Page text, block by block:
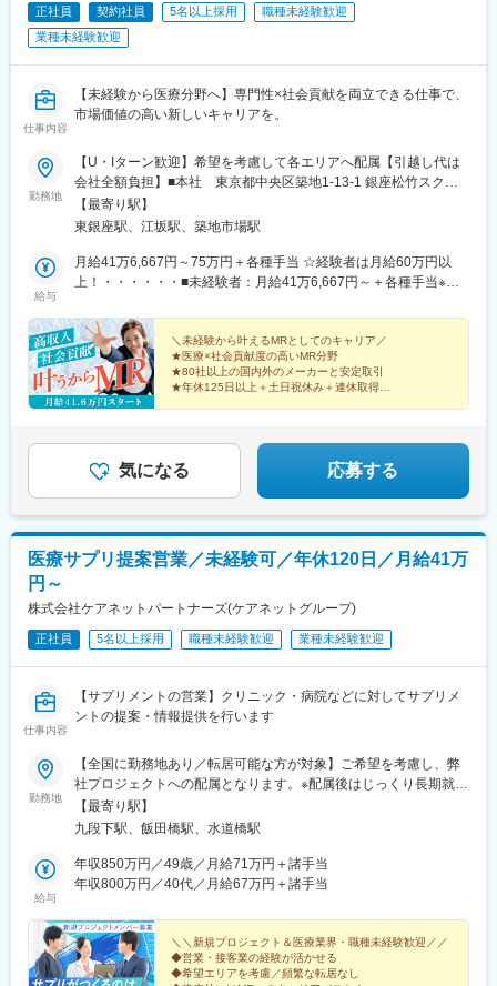
がんや希少疾患の医薬品担当など専門性を深めるキャリアや、マ
ネジメント・人材育成など多様なキャリアパスが可能。実際に社
内でキャリアチェンジして活躍している社員も多数います。
変更の範囲：会社の定める業務
正社員 契約社員 5名以上採用
職種未経験歓迎
業種未経験歓迎
仕事内容
【未経験から医療分野へ】専門性×社会貢献を両立できる仕事で、
市場価値の高い新しいキャリアを。
勤務地
【U・Iターン歓迎】希望を考慮して各エリアへ配属【引越し代は
会社全額負担】■本社 東京都中央区築地1-13-1 銀座松竹スクエ
ア9F■勤務エリア：（1）北海道：北海道（2）東北：青森・秋
田・岩手・山形・宮城・福島（3）関東：東京・神奈川・千葉・埼
海：愛知・岐阜・三重・静岡（6）北陸：富山・石川・福井（7）
近畿：大阪・京都・滋賀・奈良・和歌山・兵庫（8）中国：岡山・
（10）九州：福岡・大分・宮崎・鹿児島・熊本・佐賀・長崎・沖
縄※勤務地限定～全国転勤（規定あり）の選択可能※配属エリアは
希望を考慮して決定いたします。希望範囲外への転勤はありませ
ん。※変更の範囲：会社の定める事業所（リモートワーク含む）
【最寄り駅】
東銀座駅、江坂駅、築地市場駅
給与
月給41万6,667円～75万円＋各種手当 ☆経験者は月給60万円以
上！・・・・・・■未経験者：月給41万6,667円～＋各種手当※上
過分は別途全額支給いたします。◎手当を含めれば初年度から年
収600万円以上も可能！・・・・・・■経験者：月給60万円～75万
円＋各種手当※上記には固定残業代（11万760円～／30時間分）を
含みます。※超過分は別途全額支給いたします。＜年収例＞◎初年
度年収は700万円以上！◎最大年収900万円以上も目指せる
万円／42歳（入社4年） 920万円／45歳（入社6年） ※諸手当含む
＼未経験から叶えるMRとしてのキャリア／
★医療×社会貢献度の高いMR分野
★80社以上の国内外のメーカーと安定取引
★年休125日以上＋土日祝休み＋連休取得OK
気になる 応募する
医療サプリ提案営業／未経験可／年休120日／月給41万
円～
株式会社ケアネットパートナーズ(ケアネットグループ)
正社員 5名以上採用 職種未経験歓迎 業種未経験歓迎
仕事内容
【サプリメントの営業】クリニック・病院などに対してサプリメ
ントの提案・情報提供を行います
勤務地
【全国に勤務地あり／転居可能な方が対象】ご希望を考慮し、弊
社プロジェクトへの配属となります。※配属後はじっくり長期就業
（目安3～4年）。頻繁に転居することはありません。※ご本人が
「働ける」と挙げたエリア内でのみ調整するため、希望外への異
引っ越しの不安を感じている方もご安心ください。転居にまつわ
る費用は規定内で全額会社負担です。（例）・引っ越し費用・物
でのスタートを、会社がしっかりバックアップします！※受動喫煙
対策：屋内全面禁煙
【最寄り駅】
九段下駅、飯田橋駅、水道橋駅
給与
年収850万円／49歳／月給71万円＋諸手当
年収800万円／40代／月給67万円＋諸手当
＼＼新規プロジェクト＆医療業界・職種未経験歓迎／／
◆営業・接客業の経験が活かせる
◆希望エリアを考慮／頻繁な転居なし